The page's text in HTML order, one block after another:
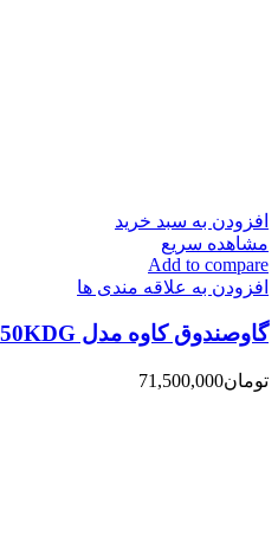
افزودن به سبد خرید
مشاهده سریع
Add to compare
افزودن به علاقه مندی ها
گاوصندوق کاوه مدل 250KDG
تومان71,500,000